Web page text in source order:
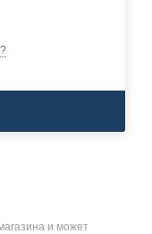
и может